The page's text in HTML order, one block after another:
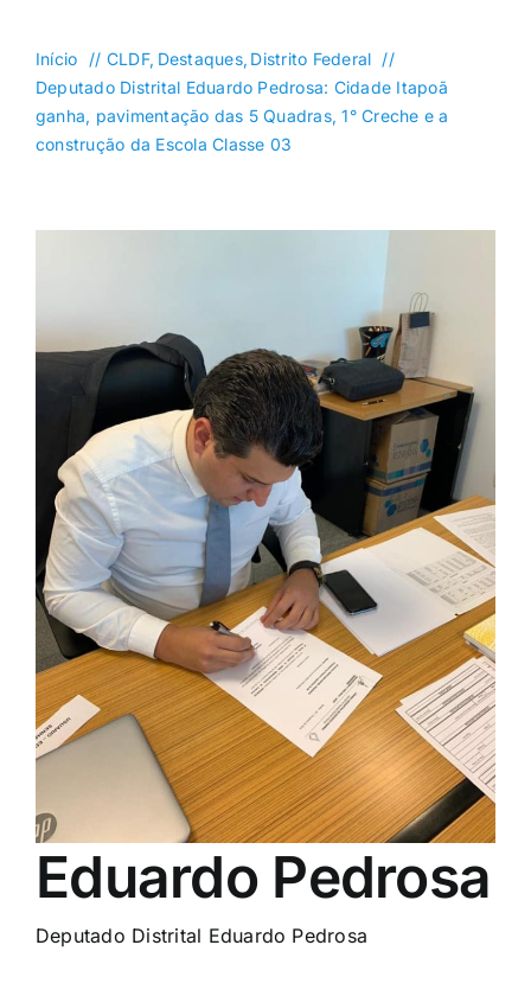
Goiás
Política
Saúde
Buscar
resultados
para:
Início CLDF Destaques Distrito Federal
Deputado Distrital Eduardo Pedrosa: Cidade Itapoã
ganha, pavimentação das 5 Quadras, 1° Creche e a
construção da Escola Classe 03
Eduardo Pedrosa
Deputado Distrital Eduardo Pedrosa